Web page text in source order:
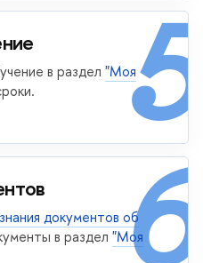
5
в раздел "Моя
6
документов об
в раздел "Моя